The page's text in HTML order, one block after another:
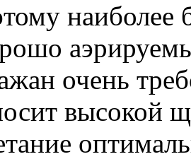
наиболее
очень
высокой